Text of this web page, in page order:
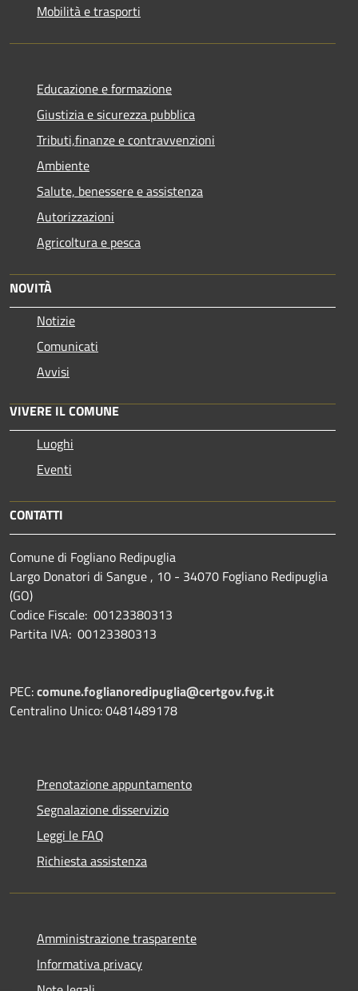
Mobilità e trasporti
Educazione e formazione
Giustizia e sicurezza pubblica
Tributi,finanze e contravvenzioni
Ambiente
Salute, benessere e assistenza
Autorizzazioni
Agricoltura e pesca
NOVITÀ
Notizie
Comunicati
Avvisi
VIVERE IL COMUNE
Luoghi
Eventi
CONTATTI
Comune di Fogliano Redipuglia
Largo Donatori di Sangue , 10 - 34070 Fogliano Redipuglia
(GO)
Codice Fiscale: 00123380313
Partita IVA: 00123380313
PEC:comune.foglianoredipuglia@certgov.fvg.it
Centralino Unico: 0481489178
Prenotazione appuntamento
Segnalazione disservizio
Leggi le FAQ
Richiesta assistenza
Amministrazione trasparente
Informativa privacy